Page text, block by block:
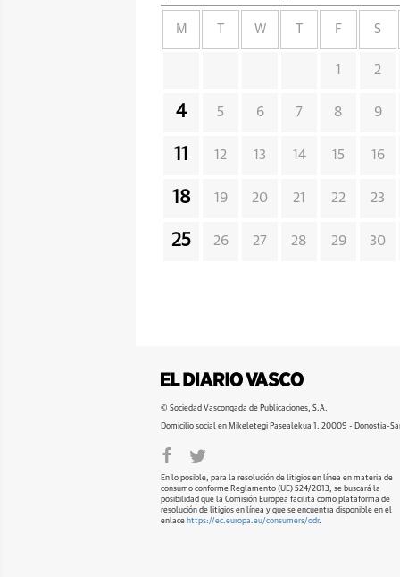
M W F S
1 2
4 5 6 7 8 9
11 12 13 14 15 16
18 19 20 21 22 23
25 26 27 28 29 30
© Sociedad Vascongada de Publicaciones, S.A.
Domicilio social en Mikeletegi Pasealekua 1. 20009 - Donostia-
En lo posible, para la resolución de litigios en línea en materia de
consumo conforme Reglamento (UE) 524/2013, se buscará la
posibilidad que la Comisión Europea facilita como plataforma de
resolución de litigios en línea y que se encuentra disponible en el
enlace https://ec.europa.eu/consumers/odr.